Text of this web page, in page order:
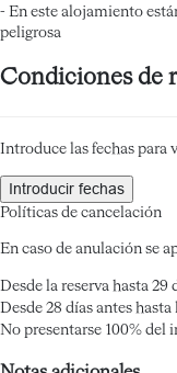
- En este alojamiento
peligrosa
Condiciones de
Introduce las fechas para
Introducir fechas
Políticas de cancelación
En caso de anulación se
Desde la reserva hasta 29
Desde 28 días antes hasta
No presentarse 100% del